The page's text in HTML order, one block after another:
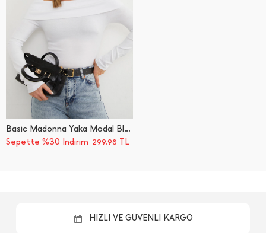
Basic Madonna Yaka Modal Bluz
Sepette %30 İndirim 299,98 TL
HIZLI VE GÜVENLİ KARGO